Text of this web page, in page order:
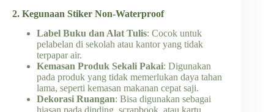
2. Kegunaan Stiker Non-Waterproof
Label Buku dan Alat Tulis: Cocok untuk
pelabelan di sekolah atau kantor yang tidak
terpapar air.
Kemasan Produk Sekali Pakai: Digunakan
pada produk yang tidak memerlukan daya tahan
lama, seperti kemasan makanan cepat saji.
Dekorasi Ruangan: Bisa digunakan sebagai